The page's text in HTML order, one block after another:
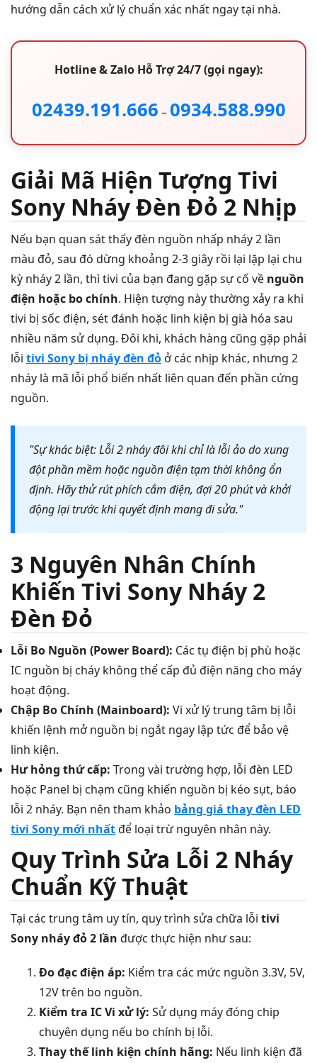
hướng dẫn cách xử lý chuẩn xác nhất ngay tại nhà.
Hotline & Zalo Hỗ Trợ 24/7 (gọi ngay):
02439.191.666 – 0934.588.990
Giải Mã Hiện Tượng Tivi
Sony Nháy Đèn Đỏ 2 Nhịp
Nếu bạn quan sát thấy đèn nguồn nhấp nháy 2 lần
màu đỏ, sau đó dừng khoảng 2-3 giây rồi lại lặp lại chu
kỳ nháy 2 lần, thì tivi của bạn đang gặp sự cố về nguồn
điện hoặc bo chính. Hiện tượng này thường xảy ra khi
tivi bị sốc điện, sét đánh hoặc linh kiện bị già hóa sau
nhiều năm sử dụng. Đôi khi, khách hàng cũng gặp phải
lỗi tivi Sony bị nháy đèn đỏ ở các nhịp khác, nhưng 2
nháy là mã lỗi phổ biến nhất liên quan đến phần cứng
nguồn.
"Sự khác biệt: Lỗi 2 nháy đôi khi chỉ là lỗi ảo do xung
đột phần mềm hoặc nguồn điện tạm thời không ổn
định. Hãy thử rút phích cắm điện, đợi 20 phút và khởi
động lại trước khi quyết định mang đi sửa."
3 Nguyên Nhân Chính
Khiến Tivi Sony Nháy 2
Đèn Đỏ
Lỗi Bo Nguồn (Power Board): Các tụ điện bị phù hoặc
IC nguồn bị cháy không thể cấp đủ điện năng cho máy
hoạt động.
Chập Bo Chính (Mainboard): Vi xử lý trung tâm bị lỗi
khiến lệnh mở nguồn bị ngắt ngay lập tức để bảo vệ
linh kiện.
Hư hỏng thứ cấp: Trong vài trường hợp, lỗi đèn LED
hoặc Panel bị chạm cũng khiến nguồn bị kéo sụt, báo
lỗi 2 nháy. Bạn nên tham khảo bảng giá thay đèn LED
tivi Sony mới nhấtđể loại trừ nguyên nhân này.
Quy Trình Sửa Lỗi 2 Nháy
Chuẩn Kỹ Thuật
Tại các trung tâm uy tín, quy trình sửa chữa lỗi tivi
Sony nháy đỏ 2 lần được thực hiện như sau:
Đo đạc điện áp: Kiểm tra các mức nguồn 3.3V, 5V,
12V trên bo nguồn.
Kiểm tra IC Vi xử lý: Sử dụng máy đóng chip
chuyên dụng nếu bo chính bị lỗi.
Thay thế linh kiện chính hãng: Nếu linh kiện đã